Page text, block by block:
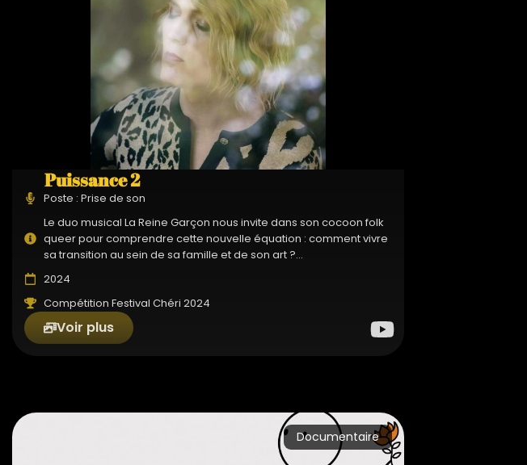
Puissance 2
Poste : Prise de son
Le duo musical La Reine Garçon nous invite dans son cocoon folk
queer pour comprendre cette nouvelle équation : comment vivre
sa transition au sein de sa famille et de son art ?...
2024
Compétition Festival Chéri 2024
Voir plus
Documentaire